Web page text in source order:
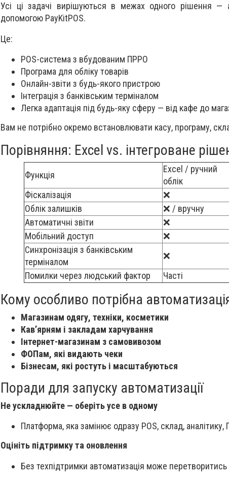
Усі ці задачі вирішуються в межах одного рішення —
допомогою PayKitPOS.
Це:
POS-система з вбудованим ПРРО
Програма для обліку товарів
Онлайн-звіти з будь-якого пристрою
Інтеграція з банківським терміналом
Легка адаптація під будь-яку сферу — від кафе до
Вам не потрібно окремо встановлювати касу, програму,
Порівняння: Excel vs. інтегроване
Функція
Excel / ручний
облік
Фіскалізація
❌
Облік залишків
❌ / вручну
Автоматичні звіти
❌
Мобільний доступ
❌
Синхронізація з банківським
терміналом
❌
Помилки через людський фактор
Часті
Кому особливо потрібна
Магазинам одягу, техніки, косметики
Кав’ярням і закладам харчування
Інтернет-магазинам з самовивозом
ФОПам, які видають чеки
Бізнесам, які ростуть і масштабуються
Поради для запуску автоматизації
Не ускладнюйте — оберіть усе в одному
Платформа, яка замінює одразу POS, склад,
Оцініть підтримку та оновлення
Без техпідтримки автоматизація може перетворитись